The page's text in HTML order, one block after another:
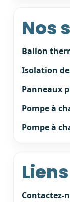
Nos
Ballon
Isolation
Panneaux
Pompe à
Pompe à
Contactez-